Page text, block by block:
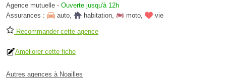
Agence mutuelle - Ouverte jusqu'à 12h
Assurances :
auto, habitation, moto, vie
Recommander cette agence
Améliorer cette fiche
Autres agences à Noailles